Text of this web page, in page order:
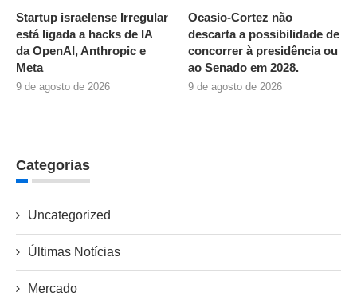
Startup israelense Irregular
está ligada a hacks de IA
da OpenAI, Anthropic e
Meta
9 de agosto de 2026
Ocasio-Cortez não
descarta a possibilidade de
concorrer à presidência ou
ao Senado em 2028.
9 de agosto de 2026
Categorias
Uncategorized
Últimas Notícias
Mercado